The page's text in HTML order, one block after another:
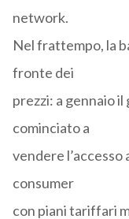
network.
Nel frattempo, la
fronte dei
prezzi: a gennaio
cominciato a
vendere
consumer
con piani tariffari